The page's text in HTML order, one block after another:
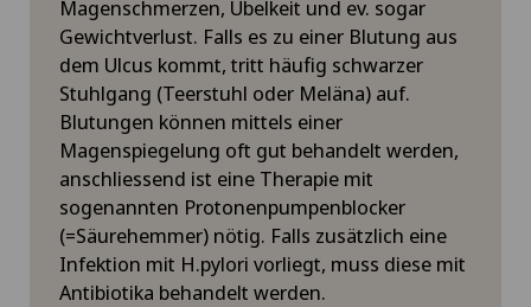
Magenschmerzen, Übelkeit und ev. sogar
Gewichtverlust. Falls es zu einer Blutung aus
dem Ulcus kommt, tritt häufig schwarzer
Stuhlgang (Teerstuhl oder Meläna) auf.
Blutungen können mittels einer
Magenspiegelung oft gut behandelt werden,
anschliessend ist eine Therapie mit
sogenannten Protonenpumpenblocker
(=Säurehemmer) nötig. Falls zusätzlich eine
Infektion mit H.pylori vorliegt, muss diese mit
Antibiotika behandelt werden.